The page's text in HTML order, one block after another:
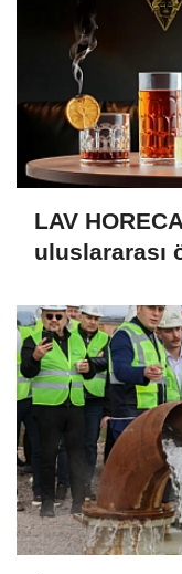
LAV
uluslararası